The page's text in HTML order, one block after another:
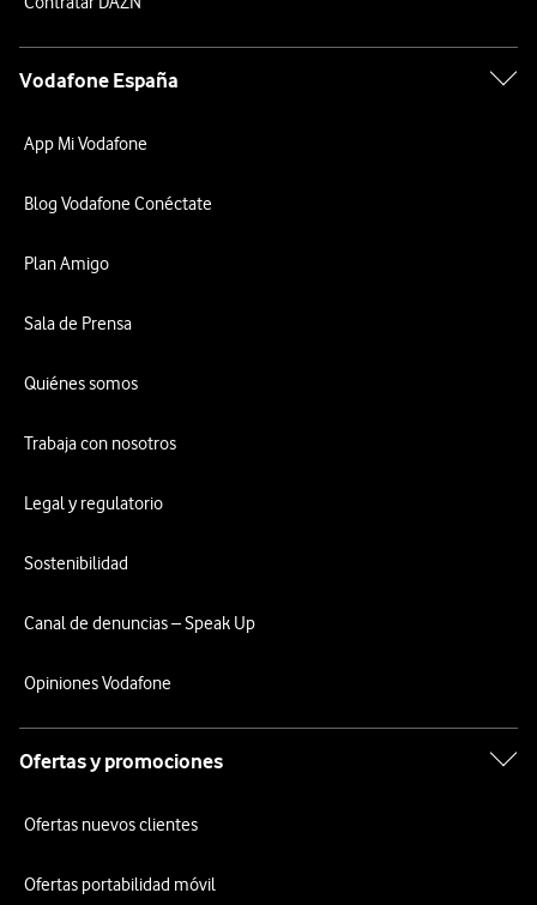
Vodafone España
App Mi Vodafone
Blog Vodafone Conéctate
Plan Amigo
Sala de Prensa
Quiénes somos
Trabaja con nosotros
Legal y regulatorio
Sostenibilidad
Canal de denuncias – Speak Up
Opiniones Vodafone
Ofertas y promociones
Ofertas nuevos clientes
Ofertas portabilidad móvil